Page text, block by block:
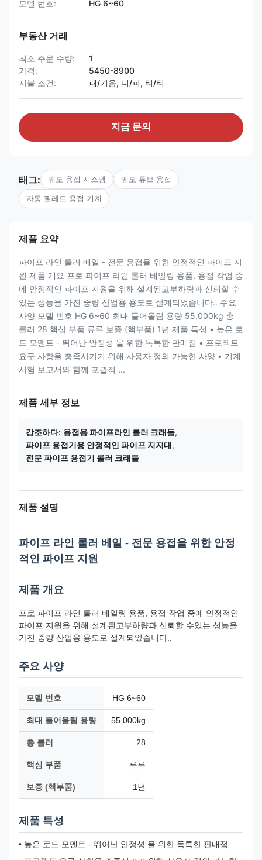
모델 번호:
HG 6~60
부동산 거래
최소 주문 수량:
1
가격:
5450-8900
지불 조건:
패/기음, 디/피, 티/티
지금 문의
태그: 궤도 용접 시스템 궤도 튜브 용접
자동 필레트 용접 기계
제품 요약
파이프 라인 롤러 베일 - 전문 용접을 위한 안정적인 파이프 지
원 제품 개요 프로 파이프 라인 롤러 베일링 용품, 용접 작업 중
에 안정적인 파이프 지원을 위해 설계된고부하량과 신뢰할 수
있는 성능을 가진 중량 산업용 용도로 설계되었습니다.. 주요
사양 모델 번호 HG 6~60 최대 들어올림 용량 55,000kg 총
롤러 28 핵심 부품 류류 보증 (핵부품) 1년 제품 특성 • 높은 로
드 모멘트 - 뛰어난 안정성 을 위한 독특한 판매점 • 프로젝트
요구 사항을 충족시키기 위해 사용자 정의 가능한 사양 • 기계
시험 보고서와 함께 포괄적 ...
제품 세부 정보
강조하다: 용접용 파이프라인 롤러 크래들,
파이프 용접기용 안정적인 파이프 지지대,
전문 파이프 용접기 롤러 크래들
제품 설명
파이프 라인 롤러 베일 - 전문 용접을 위한 안정
적인 파이프 지원
제품 개요
프로 파이프 라인 롤러 베일링 용품, 용접 작업 중에 안정적인
파이프 지원을 위해 설계된고부하량과 신뢰할 수있는 성능을
가진 중량 산업용 용도로 설계되었습니다..
주요 사양
모델 번호 HG 6~60
최대 들어올림 용량 55,000kg
총 롤러 28
핵심 부품 류류
보증 (핵부품) 1년
제품 특성
• 높은 로드 모멘트 - 뛰어난 안정성 을 위한 독특한 판매점